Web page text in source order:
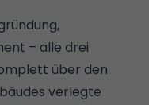
– alle drei
über den
verlegte